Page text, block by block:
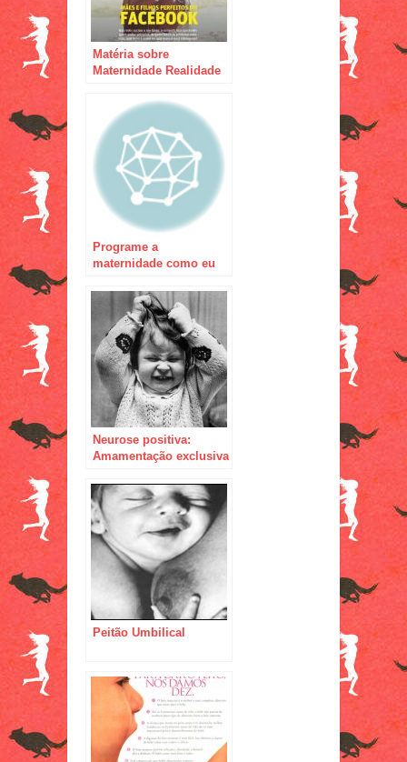
Matéria sobre
Maternidade Realidade
Programe a
maternidade como eu
cachorra, não como
programei a minha. Ou
não como não
programei a minha.
Neurose positiva:
Amamentação exclusiva
Peitão Umbilical